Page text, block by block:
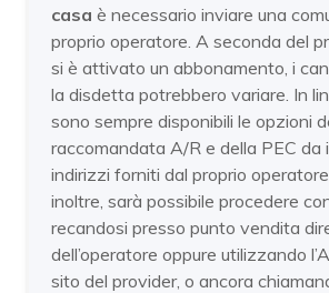
casa è necessario inviare una
proprio operatore. A seconda del
si è attivato un abbonamento, i
la disdetta potrebbero variare. In
sono sempre disponibili le opzioni
raccomandata A/R e della PEC da
indirizzi forniti dal proprio
inoltre, sarà possibile procedere
recandosi presso punto vendita
dell’operatore oppure utilizzando
sito del provider, o ancora